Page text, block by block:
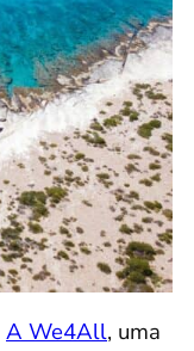
A We4All, uma